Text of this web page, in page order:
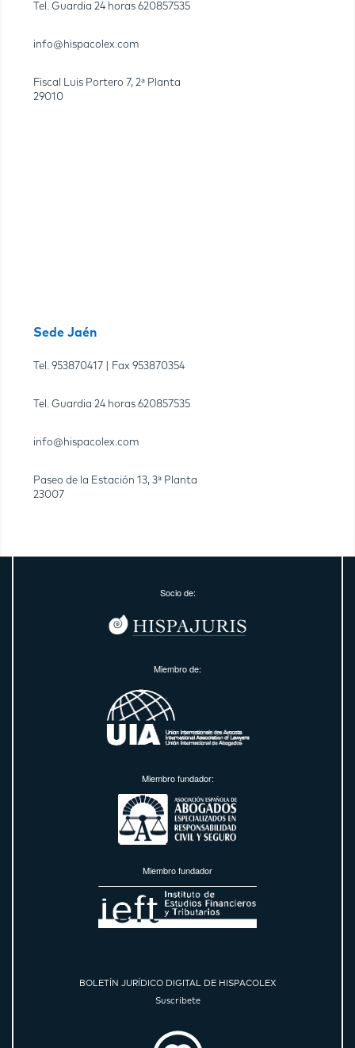
Tel. Guardia 24 horas 620857535
info@hispacolex.com
Fiscal Luis Portero 7, 2ª Planta
29010
Sede Jaén
Tel. 953870417 | Fax 953870354
Tel. Guardia 24 horas 620857535
info@hispacolex.com
Paseo de la Estación 13, 3ª Planta
23007
Socio de:
Miembro de:
Miembro fundador:
Miembro fundador
BOLETÍN JURÍDICO DIGITAL DE HISPACOLEX
Suscríbete